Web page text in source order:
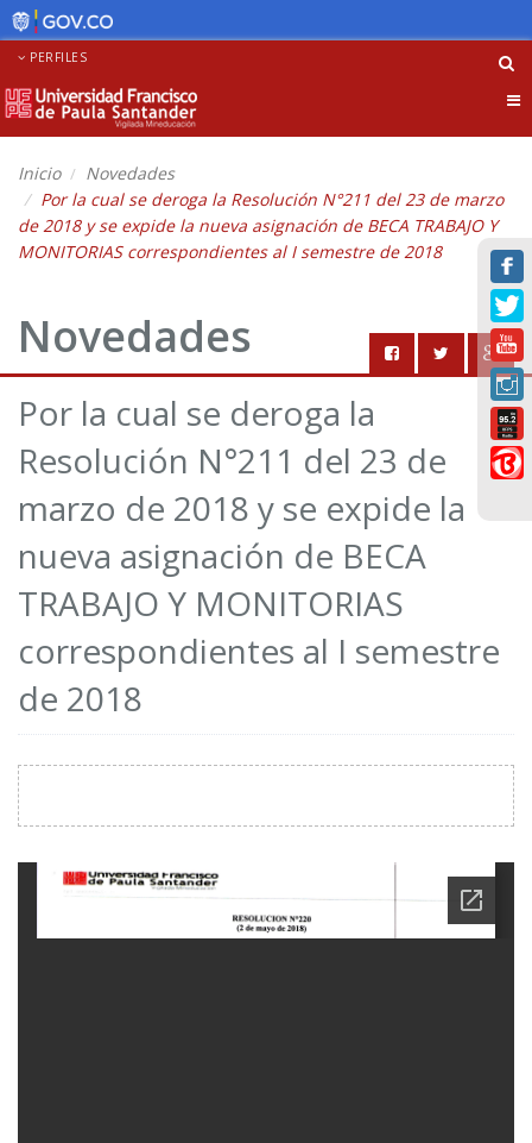
PERFILES
Inicio
Novedades
Por la cual se deroga la Resolución N°211 del 23 de marzo
de 2018 y se expide la nueva asignación de BECA TRABAJO Y
MONITORIAS correspondientes al I semestre de 2018
Novedades
Por la cual se deroga la
Resolución N°211 del 23 de
marzo de 2018 y se expide la
nueva asignación de BECA
TRABAJO Y MONITORIAS
correspondientes al I semestre
de 2018